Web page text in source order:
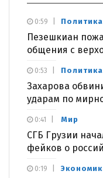
Политика
Пезешкиан
общения с
0:59
Политика
Захарова
ударам по
0:53
Мир
СГБ Грузии
фейков о
0:41
0:19